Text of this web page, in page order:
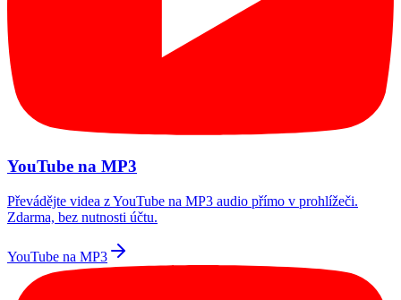
YouTube na MP3
Převádějte videa z YouTube na MP3 audio přímo v prohlížeči.
Zdarma, bez nutnosti účtu.
YouTube na MP3